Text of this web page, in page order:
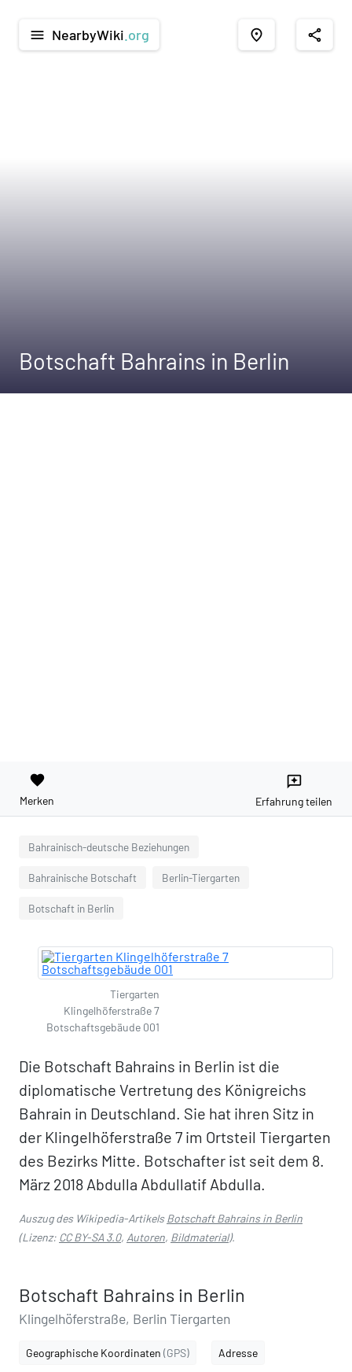
menu NearbyWiki .org place share
Botschaft Bahrains in Berlin
favorite
Merken
reviews
Erfahrung teilen
Bahrainisch-deutsche Beziehungen
Bahrainische Botschaft Berlin-Tiergarten
Botschaft in Berlin
Tiergarten
Klingelhöferstraße 7
Botschaftsgebäude 001
Die Botschaft Bahrains in Berlin ist die
diplomatische Vertretung des Königreichs
Bahrain in Deutschland. Sie hat ihren Sitz in
der Klingelhöferstraße 7 im Ortsteil Tiergarten
des Bezirks Mitte. Botschafter ist seit dem 8.
März 2018 Abdulla Abdullatif Abdulla.
Auszug des Wikipedia-ArtikelsBotschaft Bahrains in Berlin
(Lizenz: CC BY-SA 3.0, Autoren, Bildmaterial).
Botschaft Bahrains in Berlin
Klingelhöferstraße, Berlin Tiergarten
Geographische Koordinaten (GPS) Adresse